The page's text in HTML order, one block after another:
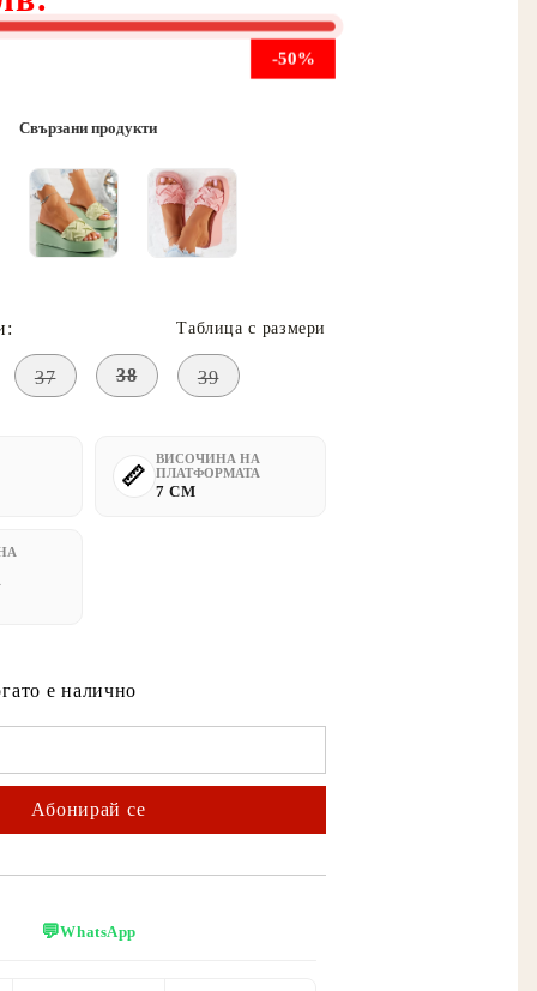
-50%
Свързани продукти
Таблица с размери
37 38 39
ВИСОЧИНА НА
ПЛАТФОРМАТА
7 CM
е налично
💬WhatsApp